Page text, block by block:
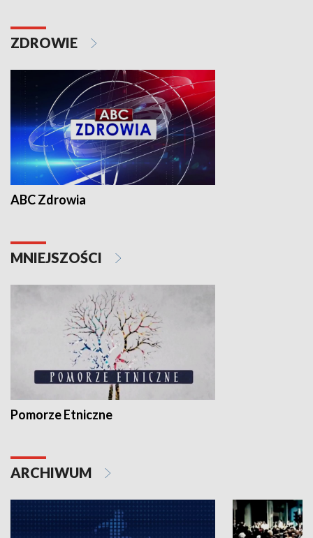
ZDROWIE
ABC Zdrowia
MNIEJSZOŚCI
Pomorze Etniczne
ARCHIWUM